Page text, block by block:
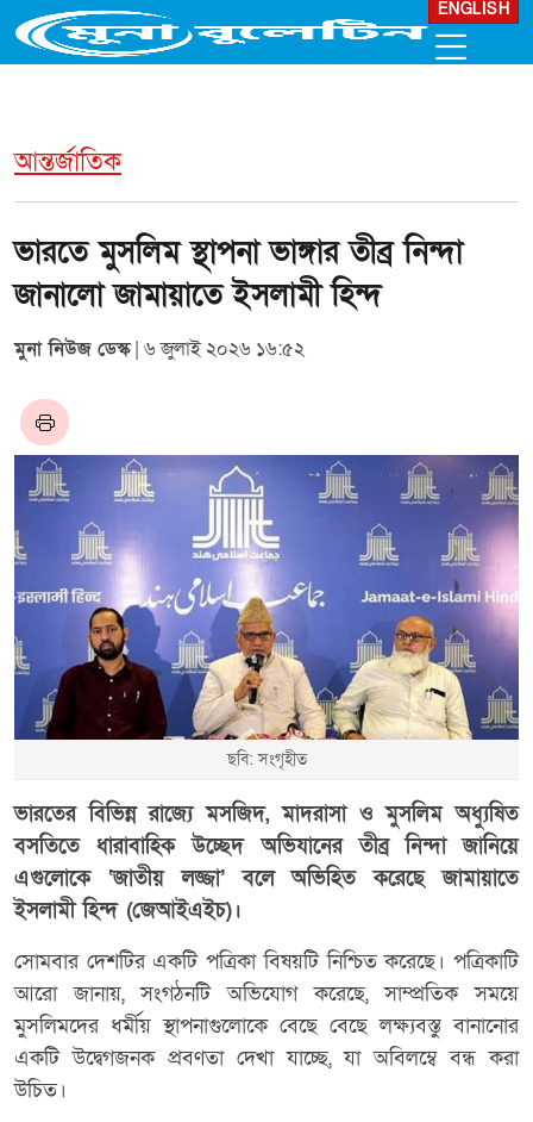
ENGLISH
আন্তর্জাতিক
ভারতে মুসলিম স্থাপনা ভাঙ্গার তীব্র নিন্দা
জানালো জামায়াতে ইসলামী হিন্দ
মুনা নিউজ ডেস্ক| ৬ জুলাই ২০২৬ ১৬:৫২
ছবি: সংগৃহীত
ভারতের বিভিন্ন রাজ্যে মসজিদ, মাদরাসা ও মুসলিম অধ্যুষিত
বসতিতে ধারাবাহিক উচ্ছেদ অভিযানের তীব্র নিন্দা জানিয়ে
এগুলোকে ‘জাতীয় লজ্জা’ বলে অভিহিত করেছে জামায়াতে
ইসলামী হিন্দ (জেআইএইচ)।
সোমবার দেশটির একটি পত্রিকা বিষয়টি নিশ্চিত করেছে। পত্রিকাটি
আরো জানায়, সংগঠনটি অভিযোগ করেছে, সাম্প্রতিক সময়ে
মুসলিমদের ধর্মীয় স্থাপনাগুলোকে বেছে বেছে লক্ষ্যবস্তু বানানোর
একটি উদ্বেগজনক প্রবণতা দেখা যাচ্ছে, যা অবিলম্বে বন্ধ করা
উচিত।